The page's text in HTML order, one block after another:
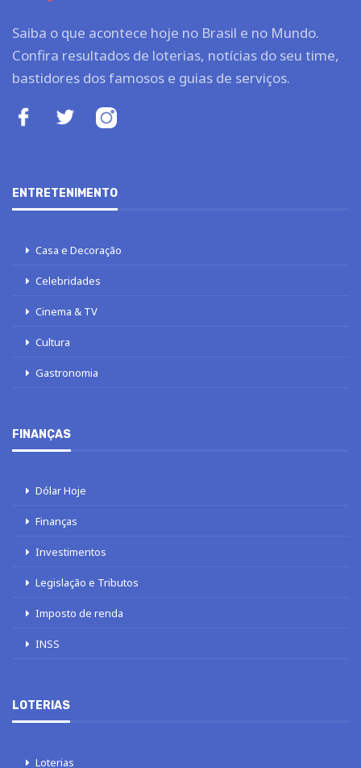
Saiba o que acontece hoje no Brasil e no Mundo.
Confira resultados de loterias, notícias do seu time,
bastidores dos famosos e guias de serviços.
ENTRETENIMENTO
Casa e Decoração
Celebridades
Cinema & TV
Cultura
Gastronomia
FINANÇAS
Dólar Hoje
Finanças
Investimentos
Legislação e Tributos
Imposto de renda
INSS
LOTERIAS
Loterias